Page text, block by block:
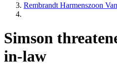
Rembrandt Harmenszoon
Simson
in-law